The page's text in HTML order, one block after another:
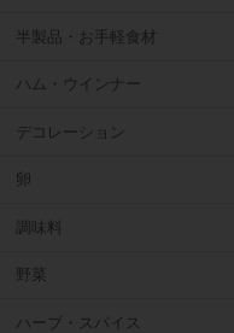
半製品・お手軽食材
ハム・ウインナー
デコレーション
卵
調味料
野菜
ハーブ・スパイス